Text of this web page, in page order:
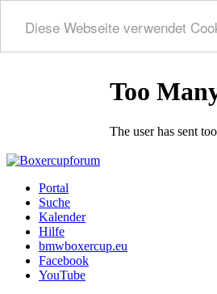
Diese Webseite verwendet
Portal
Suche
Kalender
Hilfe
bmwboxercup.eu
Facebook
YouTube